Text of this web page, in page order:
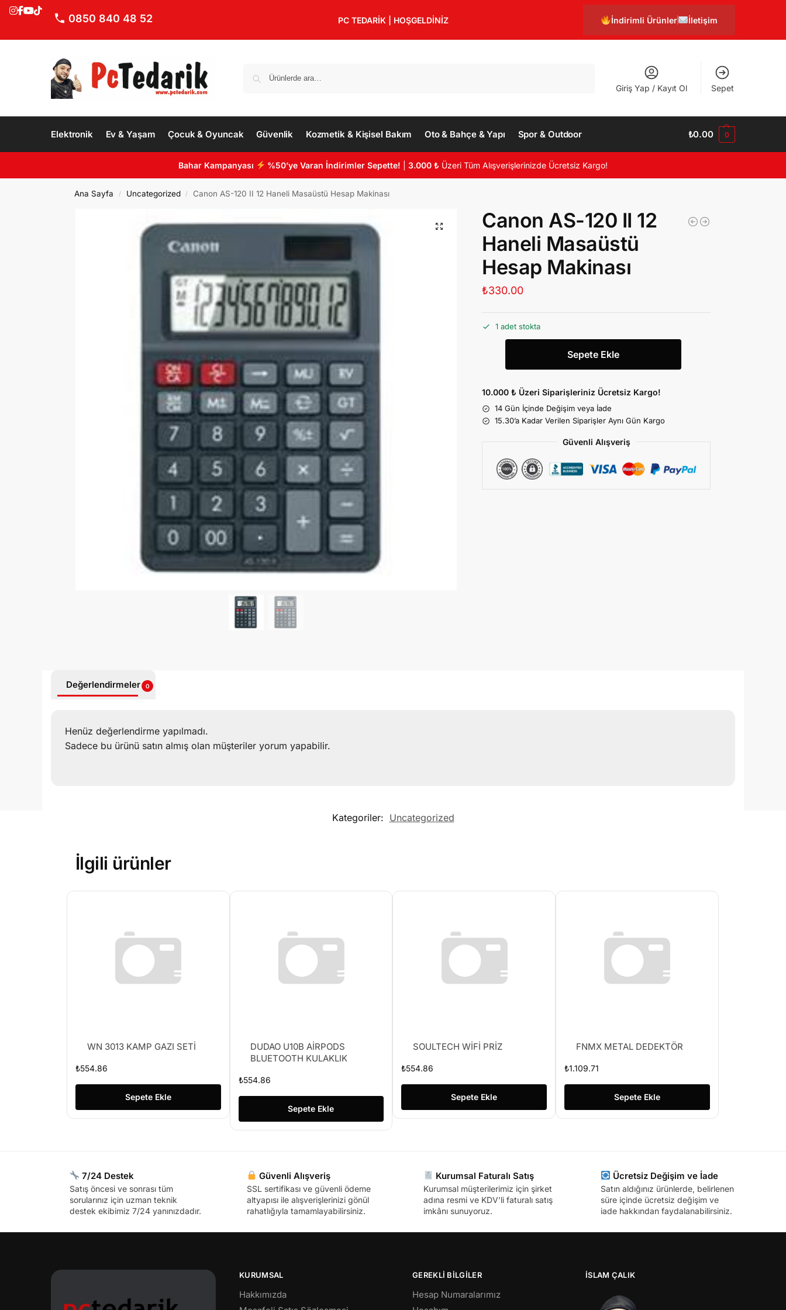
0850 840 48 52 PC TEDARİK | HOŞGELDİNİZ İndirimli Ürünler İletişim
Giriş Yap / Kayıt Ol Sepet
Elektronik Ev & Yaşam Çocuk & Oyuncak Güvenlik Kozmetik & Kişisel Bakım Oto & Bahçe & Yapı Spor & Outdoor ₺0.00 0
Bahar Kampanyası %50’ye Varan İndirimler Sepette! |3.000 ₺ Üzeri Tüm Alışverişlerinizde Ücretsiz Kargo!
Ana Sayfa / Uncategorized / Canon AS-120 II 12 Haneli Masaüstü Hesap Makinası
Canon AS-120 II 12
Haneli Masaüstü
Hesap Makinası
₺330.00
1 adet stokta
Sepete Ekle
10.000 ₺ Üzeri Siparişleriniz Ücretsiz Kargo!
14 Gün İçinde Değişim veya İade
15.30’a Kadar Verilen Siparişler Aynı Gün Kargo
Güvenli Alışveriş
Değerlendirmeler 0
Henüz değerlendirme yapılmadı.
Sadece bu ürünü satın almış olan müşteriler yorum yapabilir.
Kategoriler: Uncategorized
İlgili ürünler
WN 3013 KAMP GAZI SETİ
₺554.86
Sepete Ekle
DUDAO U10B AİRPODS
BLUETOOTH KULAKLIK
₺554.86
Sepete Ekle
SOULTECH WİFİ PRİZ
₺554.86
Sepete Ekle
FNMX METAL DEDEKTÖR
₺1.109.71
Sepete Ekle
7/24 Destek
Satış öncesi ve sonrası tüm
sorularınız için uzman teknik
destek ekibimiz 7/24 yanınızdadır.
Güvenli Alışveriş
SSL sertifikası ve güvenli ödeme
altyapısı ile alışverişlerinizi gönül
rahatlığıyla tamamlayabilirsiniz.
Kurumsal Faturalı Satış
Kurumsal müşterilerimiz için şirket
adına resmi ve KDV’li faturalı satış
imkânı sunuyoruz.
Ücretsiz Değişim ve İade
Satın aldığınız ürünlerde, belirlenen
süre içinde ücretsiz değişim ve
iade hakkından faydalanabilirsiniz.
KURUMSAL
Hakkımızda
GEREKLİ BİLGİLER
Hesap Numaralarımız
İSLAM ÇALIK